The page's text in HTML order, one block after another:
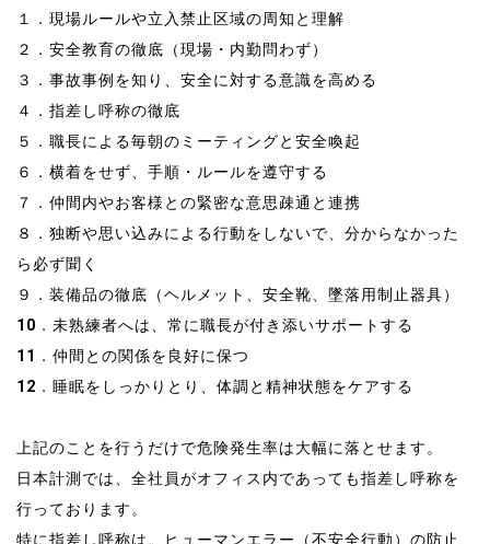
１．現場ルールや立入禁止区域の周知と理解
２．安全教育の徹底（現場・内勤問わず）
３．事故事例を知り、安全に対する意識を高める
４．指差し呼称の徹底
５．職長による毎朝のミーティングと安全喚起
６．横着をせず、手順・ルールを遵守する
７．仲間内やお客様との緊密な意思疎通と連携
８．独断や思い込みによる行動をしないで、分からなかった
ら必ず聞く
９．装備品の徹底（ヘルメット、安全靴、墜落用制止器具）
10．未熟練者へは、常に職長が付き添いサポートする
11．仲間との関係を良好に保つ
12．睡眠をしっかりとり、体調と精神状態をケアする
上記のことを行うだけで危険発生率は大幅に落とせます。
日本計測では、全社員がオフィス内であっても指差し呼称を
行っております。
特に指差し呼称は、ヒューマンエラー（不安全行動）の防止